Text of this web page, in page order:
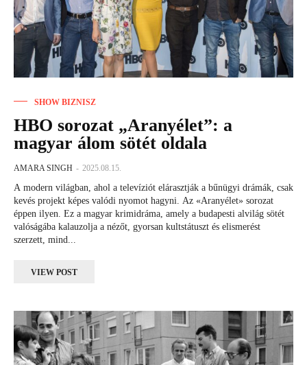
SHOW BIZNISZ
HBO sorozat „Aranyélet”: a
magyar álom sötét oldala
AMARA SINGH - 2025.08.15.
A modern világban, ahol a televíziót elárasztják a bűnügyi drámák, csak
kevés projekt képes valódi nyomot hagyni. Az «Aranyélet» sorozat
éppen ilyen. Ez a magyar krimidráma, amely a budapesti alvilág sötét
valóságába kalauzolja a nézőt, gyorsan kultstátuszt és elismerést
szerzett, mind...
VIEW POST